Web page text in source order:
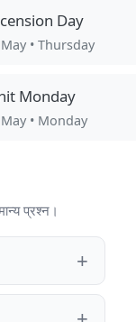
Day
• Thursday
Monday
• Monday
प्रश्न।